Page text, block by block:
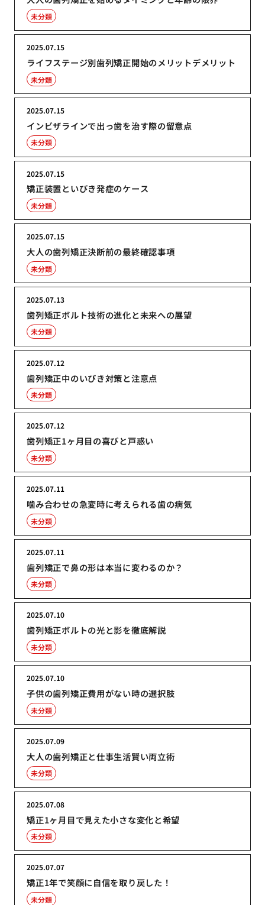
未分類
ライフステージ別歯列矯正開始のメリットデメリット
2025.07.15
未分類
インビザラインで出っ歯を治す際の留意点
2025.07.15
未分類
矯正装置といびき発症のケース
2025.07.15
未分類
大人の歯列矯正決断前の最終確認事項
2025.07.15
未分類
歯列矯正ボルト技術の進化と未来への展望
2025.07.13
未分類
歯列矯正中のいびき対策と注意点
2025.07.12
未分類
歯列矯正1ヶ月目の喜びと戸惑い
2025.07.12
未分類
噛み合わせの急変時に考えられる歯の病気
2025.07.11
未分類
歯列矯正で鼻の形は本当に変わるのか？
2025.07.11
未分類
歯列矯正ボルトの光と影を徹底解説
2025.07.10
未分類
子供の歯列矯正費用がない時の選択肢
2025.07.10
未分類
大人の歯列矯正と仕事生活賢い両立術
2025.07.09
未分類
矯正1ヶ月目で見えた小さな変化と希望
2025.07.08
未分類
矯正1年で笑顔に自信を取り戻した！
2025.07.07
未分類